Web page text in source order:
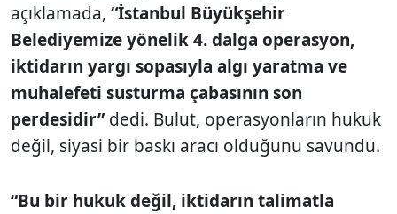
açıklamada, “İstanbul Büyükşehir
Belediyemize yönelik 4. dalga operasyon,
iktidarın yargı sopasıyla algı yaratma ve
muhalefeti susturma çabasının son
perdesidir”dedi. Bulut, operasyonların hukuk
değil, siyasi bir baskı aracı olduğunu savundu.
“Bu bir hukuk değil, iktidarın talimatla